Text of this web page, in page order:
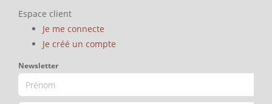
Espace client
Je me connecte
Je créé un compte
Newsletter